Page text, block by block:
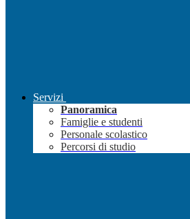
Servizi
Panoramica
Famiglie e studenti
Personale scolastico
Percorsi di studio